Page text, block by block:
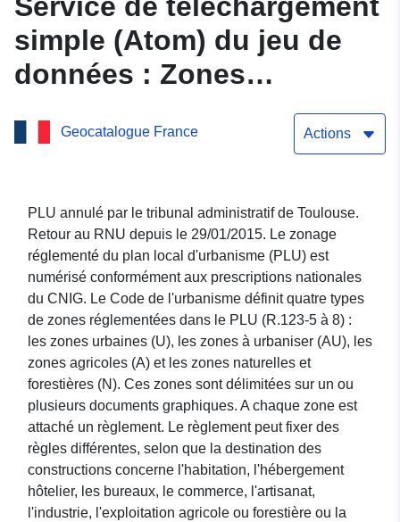
Service de téléchargement
simple (Atom) du jeu de
données : Zones
réglementées du plan local
d'urbanisme de DUN
Geocatalogue France Actions
PLU annulé par le tribunal administratif de Toulouse.
Retour au RNU depuis le 29/01/2015. Le zonage
réglementé du plan local d'urbanisme (PLU) est
numérisé conformément aux prescriptions nationales
du CNIG. Le Code de l'urbanisme définit quatre types
de zones réglementées dans le PLU (R.123-5 à 8) :
les zones urbaines (U), les zones à urbaniser (AU), les
zones agricoles (A) et les zones naturelles et
forestières (N). Ces zones sont délimitées sur un ou
plusieurs documents graphiques. A chaque zone est
attaché un règlement. Le règlement peut fixer des
règles différentes, selon que la destination des
constructions concerne l'habitation, l'hébergement
hôtelier, les bureaux, le commerce, l'artisanat,
l'industrie, l'exploitation agricole ou forestière ou la